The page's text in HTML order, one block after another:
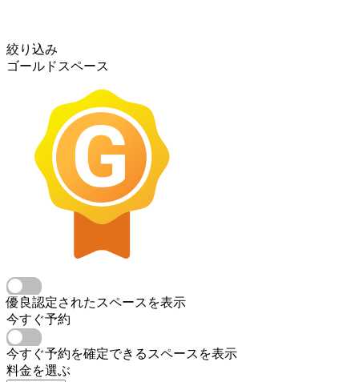
絞り込み
ゴールドスペース
優良認定されたスペースを表示
今すぐ予約
今すぐ予約を確定できるスペースを表示
料金を選ぶ